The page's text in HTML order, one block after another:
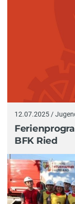
12.07.2025 /
BFK Ried